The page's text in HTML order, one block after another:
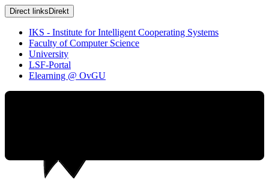
Direct links Direkt
IKS - Institute for Intelligent Cooperating Systems
Faculty of Computer Science
University
LSF-Portal
Elearning @ OvGU